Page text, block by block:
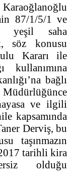
87/1/5/1 ve
yeşil saha
söz konusu
Kararı ile
bağlı
ve ilgili
kapsamında
Derviş, bu
taşınmazın
tarihli kira
olduğu